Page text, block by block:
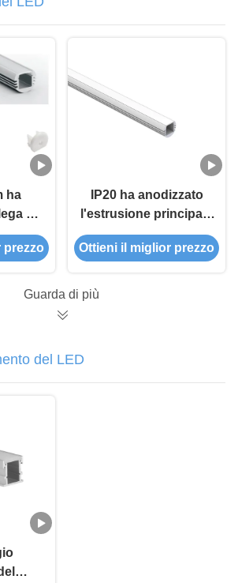
ha
di
di
la
prezzo
IP20 ha anodizzato
l'estrusione principale
giro di larghezza
18mm ha sospeso
Ottieni il miglior prezzo
Guarda di più
del LED